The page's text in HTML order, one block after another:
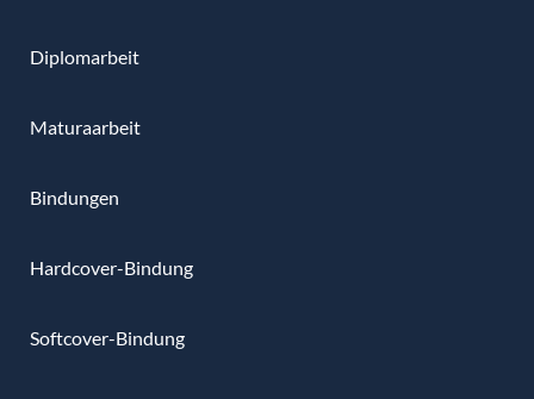
Diplomarbeit
Maturaarbeit
Bindungen
Hardcover-Bindung
Softcover-Bindung